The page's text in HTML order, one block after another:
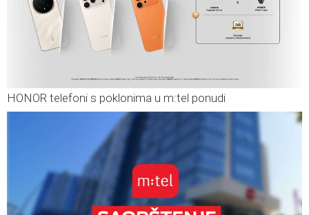
HONOR telefoni s poklonima u m:tel ponudi